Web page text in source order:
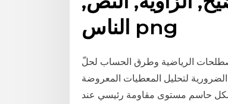
الناس png
الرياضية وطرق الحساب لحلّ
لتحليل المعطيات المعروضة
حاسم مستوى مقاومة رئيسي عند